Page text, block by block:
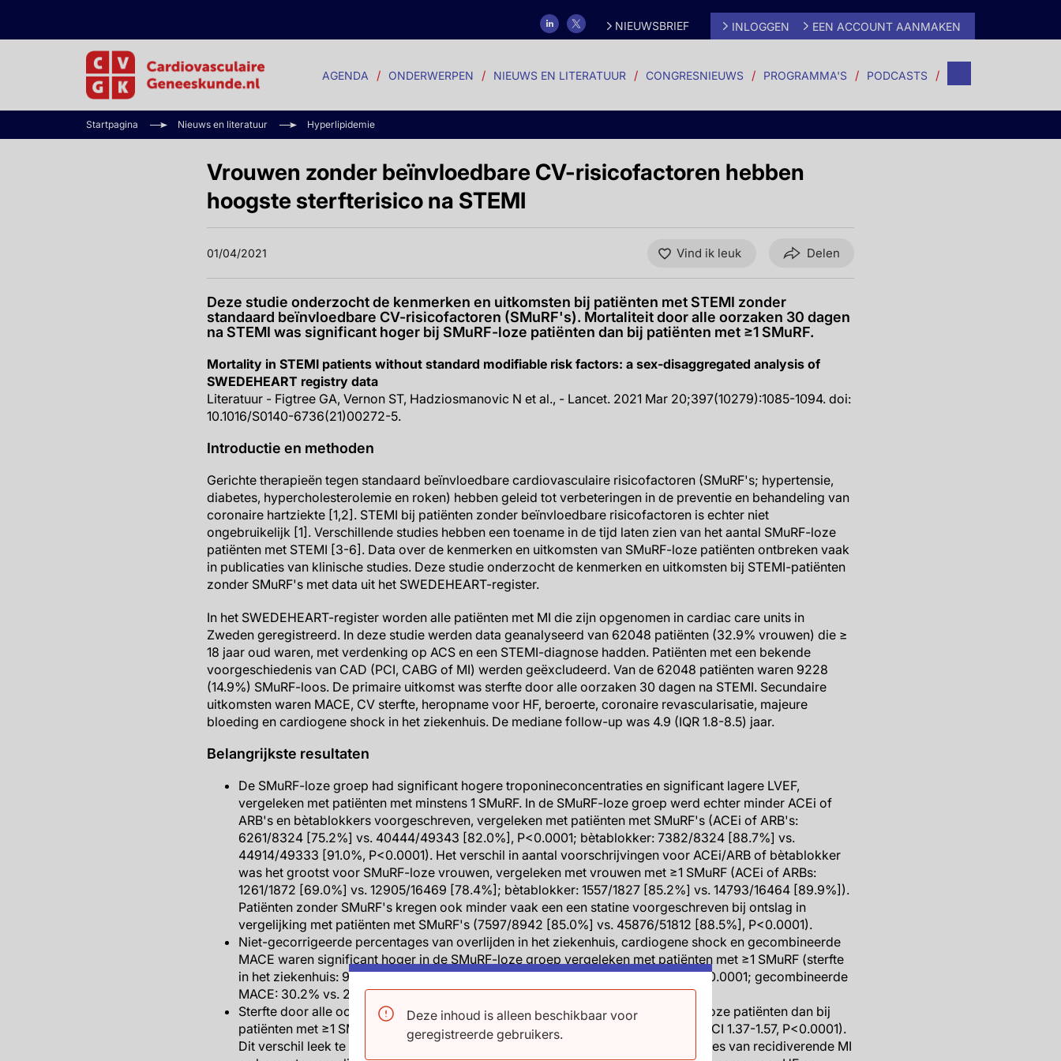
Deze inhoud is alleen beschikbaar voor
geregistreerde gebruikers.
NIEUWSBRIEF INLOGGEN EEN ACCOUNT AANMAKEN
AGENDA ONDERWERPEN NIEUWS EN LITERATUUR CONGRESNIEUWS PROGRAMMA'S PODCASTS
Startpagina Nieuws en literatuur Hyperlipidemie
Vrouwen zonder beïnvloedbare CV-risicofactoren hebben
hoogste sterfterisico na STEMI
01/04/2021 Vind ik leuk Delen
Deze studie onderzocht de kenmerken en uitkomsten bij patiënten met STEMI zonder
standaard beïnvloedbare CV-risicofactoren (SMuRF's). Mortaliteit door alle oorzaken 30 dagen
na STEMI was significant hoger bij SMuRF-loze patiënten dan bij patiënten met ≥1 SMuRF.
Mortality in STEMI patients without standard modifiable risk factors: a sex-disaggregated analysis of
SWEDEHEART registry data
Literatuur - Figtree GA, Vernon ST, Hadziosmanovic N et al., - Lancet. 2021 Mar 20;397(10279):1085-1094. doi:
10.1016/S0140-6736(21)00272-5.
Introductie en methoden
Gerichte therapieën tegen standaard beïnvloedbare cardiovasculaire risicofactoren (SMuRF's; hypertensie,
diabetes, hypercholesterolemie en roken) hebben geleid tot verbeteringen in de preventie en behandeling van
coronaire hartziekte [1,2]. STEMI bij patiënten zonder beïnvloedbare risicofactoren is echter niet
ongebruikelijk [1]. Verschillende studies hebben een toename in de tijd laten zien van het aantal SMuRF-loze
patiënten met STEMI [3-6]. Data over de kenmerken en uitkomsten van SMuRF-loze patiënten ontbreken vaak
in publicaties van klinische studies. Deze studie onderzocht de kenmerken en uitkomsten bij STEMI-patiënten
zonder SMuRF's met data uit het SWEDEHEART-register.
In het SWEDEHEART-register worden alle patiënten met MI die zijn opgenomen in cardiac care units in
Zweden geregistreerd. In deze studie werden data geanalyseerd van 62048 patiënten (32.9% vrouwen) die ≥
18 jaar oud waren, met verdenking op ACS en een STEMI-diagnose hadden. Patiënten met een bekende
voorgeschiedenis van CAD (PCI, CABG of MI) werden geëxcludeerd. Van de 62048 patiënten waren 9228
(14.9%) SMuRF-loos. De primaire uitkomst was sterfte door alle oorzaken 30 dagen na STEMI. Secundaire
uitkomsten waren MACE, CV sterfte, heropname voor HF, beroerte, coronaire revascularisatie, majeure
bloeding en cardiogene shock in het ziekenhuis. De mediane follow-up was 4.9 (IQR 1.8-8.5) jaar.
Belangrijkste resultaten
De SMuRF-loze groep had significant hogere troponineconcentraties en significant lagere LVEF,
vergeleken met patiënten met minstens 1 SMuRF. In de SMuRF-loze groep werd echter minder ACEi of
ARB's en bètablokkers voorgeschreven, vergeleken met patiënten met SMuRF's (ACEi of ARB's:
6261/8324 [75.2%] vs. 40444/49343 [82.0%], P<0.0001; bètablokker: 7382/8324 [88.7%] vs.
44914/49333 [91.0%, P<0.0001). Het verschil in aantal voorschrijvingen voor ACEi/ARB of bètablokker
was het grootst voor SMuRF-loze vrouwen, vergeleken met vrouwen met ≥1 SMuRF (ACEi of ARBs:
1261/1872 [69.0%] vs. 12905/16469 [78.4%]; bètablokker: 1557/1827 [85.2%] vs. 14793/16464 [89.9%]).
Patiënten zonder SMuRF's kregen ook minder vaak een een statine voorgeschreven bij ontslag in
vergelijking met patiënten met SMuRF's (7597/8942 [85.0%] vs. 45876/51812 [88.5%], P<0.0001).
Niet-gecorrigeerde percentages van overlijden in het ziekenhuis, cardiogene shock en gecombineerde
MACE waren significant hoger in de SMuRF-loze groep vergeleken met patiënten met ≥1 SMuRF (sterfte
in het ziekenhuis: 9.6% vs. 6.5%, P<0.0001; cardiogene shock: 6.3% vs. 4.1%, P<0.0001; gecombineerde
MACE: 30.2% vs. 28.9%, P=0.0095).
Sterfte door alle oorzaken 30 dagen na STEMI was significant hoger bij SMuRF-loze patiënten dan bij
patiënten met ≥1 SMuRF (1104/9228 [11.3%] vs. 4149/52820 [7.9%]; HR 1.47, 95%CI 1.37-1.57, P<0.0001).
Dit verschil leek te worden veroorzaakt door CV-sterfte, aangezien de percentages van recidiverende MI